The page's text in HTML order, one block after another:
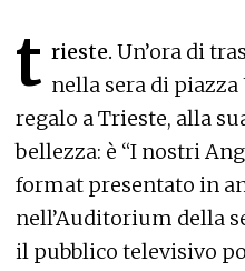
t rieste. Un’ora di
nella sera di
regalo a Trieste, alla
bellezza: è “I nostri
format presentato in
nell’Auditorium della
il pubblico televisivo